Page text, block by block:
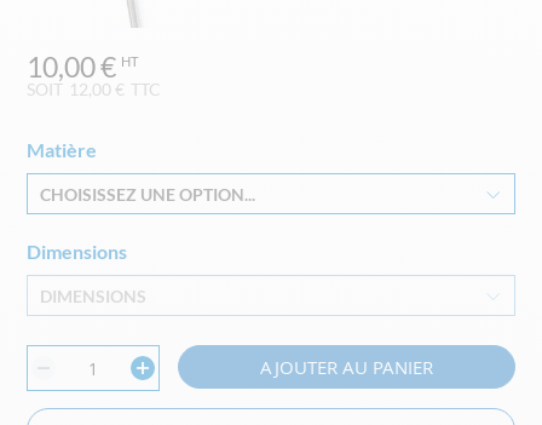
SOIT 12,00 € TTC
10,00 €
Matière
CHOISISSEZ UNE OPTION...
Dimensions
DIMENSIONS
AJOUTER AU PANIER
to
the
the
gallery